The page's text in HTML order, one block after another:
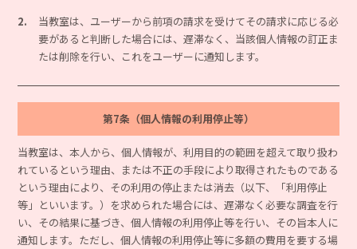
2.
当教室は、ユーザーから前項の請求を受けてその請求に応じる必
要があると判断した場合には、遅滞なく、当該個人情報の訂正ま
たは削除を行い、これをユーザーに通知します。
第7条（個人情報の利用停止等）
当教室は、本人から、個人情報が、利用目的の範囲を超えて取り扱わ
れているという理由、または不正の手段により取得されたものである
という理由により、その利用の停止または消去（以下、「利用停止
等」といいます。）を求められた場合には、遅滞なく必要な調査を行
い、その結果に基づき、個人情報の利用停止等を行い、その旨本人に
通知します。ただし、個人情報の利用停止等に多額の費用を要する場